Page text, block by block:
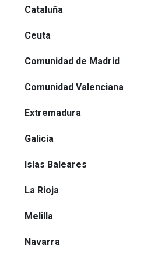
Cataluña
Ceuta
Comunidad de Madrid
Comunidad Valenciana
Extremadura
Galicia
Islas Baleares
La Rioja
Melilla
Navarra